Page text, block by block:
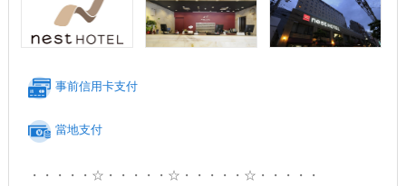
事前信用卡支付
當地支付
・・・・・☆・・・・・☆・・・・・☆・・・・・